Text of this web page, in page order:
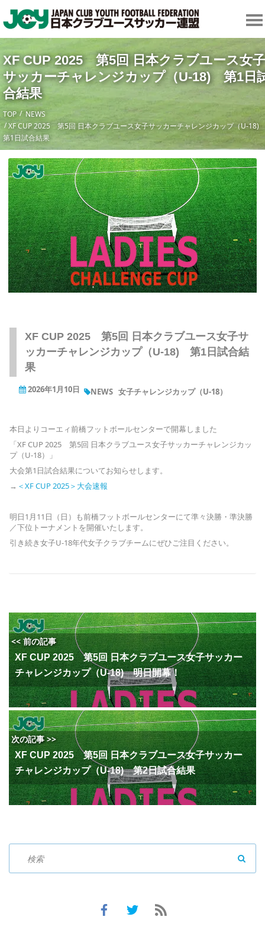
XF CUP 2025 第5回 日本クラブユース女子
サッカーチャレンジカップ（U-18) 第1日
合結果
TOP
NEWS
XF CUP 2025 第5回 日本クラブユース女子サッカーチャレンジカップ（U-
第1日試合結果
XF CUP 2025 第5回 日本クラブユース女子サ
ッカーチャレンジカップ（U-18) 第1日試合結
果
2026年1月10日 NEWS 女子チャレンジカップ（U-18）
本日よりコーエィ前橋フットボールセンターで開幕しました
「XF CUP 2025 第5回 日本クラブユース女子サッカーチャレンジカッ
プ（U-18）」
大会第1日試合結果についてお知らせします。
→ ＜XF CUP 2025＞大会速報
明日1月11日（日）も前橋フットボールセンターにて準々決勝・準決勝
／下位トーナメントを開催いたします。
引き続き女子U-18年代女子クラブチームにぜひご注目ください。
<< 前の記事
XF CUP 2025 第5回 日本クラブユース女子サッカー
チャレンジカップ（U-18) 明日開幕！
次の記事 >>
XF CUP 2025 第5回 日本クラブユース女子サッカー
チャレンジカップ（U-18) 第2日試合結果